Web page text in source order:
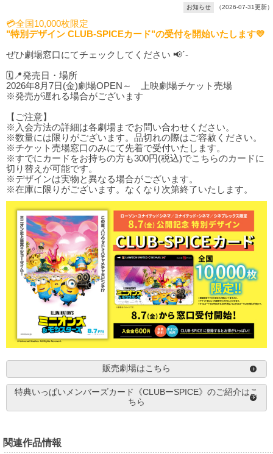
お知らせ （2026-07-31更新）
💳全国10,000枚限定
"特別デザイン CLUB-SPICEカード"の受付を開始いたします💛
ぜひ劇場窓口にてチェックしてください 📢´-
🗓️📍発売日・場所
2026年8月7日(金)劇場OPEN～ 上映劇場チケット売場
※発売が遅れる場合がございます
【ご注意】
※入会方法の詳細は各劇場までお問い合わせください。
※数量には限りがございます。品切れの際はご容赦ください。
※チケット売場窓口のみにて先着で受付いたします。
※すでにカードをお持ちの方も300円(税込)でこちらのカードに
切り替えが可能です。
※デザインは実物と異なる場合がございます。
※在庫に限りがございます。なくなり次第終了いたします。
販売劇場はこちら
特典いっぱいメンバーズカード《CLUBーSPICE》のご紹介はこ
ちら
関連作品情報